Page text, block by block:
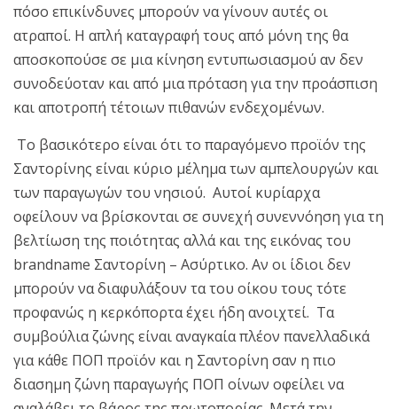
πόσο επικίνδυνες μπορούν να γίνουν αυτές οι
ατραποί. Η απλή καταγραφή τους από μόνη της θα
αποσκοπούσε σε μια κίνηση εντυπωσιασμού αν δεν
συνοδεύοταν και από μια πρόταση για την προάσπιση
και αποτροπή τέτοιων πιθανών ενδεχομένων.
Το βασικότερο είναι ότι το παραγόμενο προϊόν της
Σαντορίνης είναι κύριο μέλημα των αμπελουργών και
των παραγωγών του νησιού. Αυτοί κυρίαρχα
οφείλουν να βρίσκονται σε συνεχή συνεννόηση για τη
βελτίωση της ποιότητας αλλά και της εικόνας του
brandname Σαντορίνη – Ασύρτικο. Αν οι ίδιοι δεν
μπορούν να διαφυλάξουν τα του οίκου τους τότε
προφανώς η κερκόπορτα έχει ήδη ανοιχτεί. Τα
συμβούλια ζώνης είναι αναγκαία πλέον πανελλαδικά
για κάθε ΠΟΠ προϊόν και η Σαντορίνη σαν η πιο
διασημη ζώνη παραγωγής ΠΟΠ οίνων οφείλει να